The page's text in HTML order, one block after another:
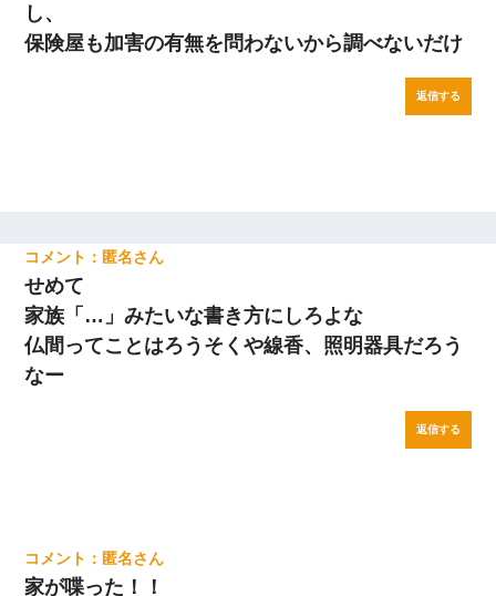
し、
保険屋も加害の有無を問わないから調べないだけ
返信する
匿名
せめて
家族「…」みたいな書き方にしろよな
仏間ってことはろうそくや線香、照明器具だろう
なー
返信する
匿名
家が喋った！！